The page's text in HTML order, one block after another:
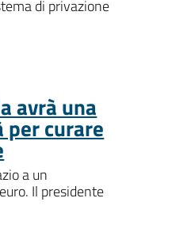
di privazione
avrà una
per curare
a un
Il presidente